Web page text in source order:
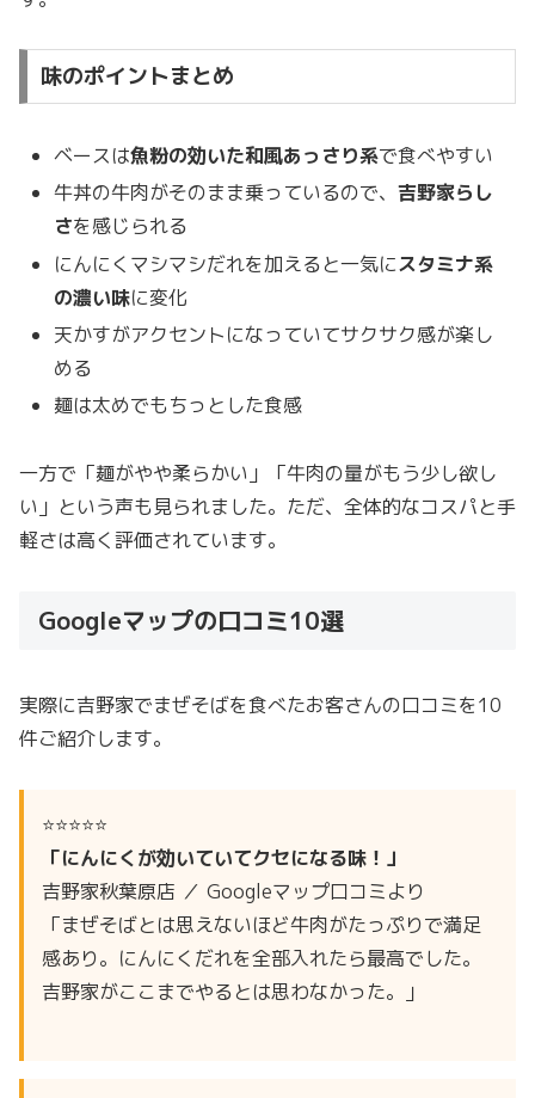
味のポイントまとめ
ベースは魚粉の効いた和風あっさり系で食べやすい
牛丼の牛肉がそのまま乗っているので、吉野家らし
さを感じられる
にんにくマシマシだれを加えると一気にスタミナ系
の濃い味に変化
天かすがアクセントになっていてサクサク感が楽し
める
麺は太めでもちっとした食感
一方で「麺がやや柔らかい」「牛肉の量がもう少し欲し
い」という声も見られました。ただ、全体的なコスパと手
軽さは高く評価されています。
Googleマップの口コミ10選
実際に吉野家でまぜそばを食べたお客さんの口コミを10
件ご紹介します。
⭐⭐⭐⭐⭐
「にんにくが効いていてクセになる味！」
吉野家秋葉原店 ／ Googleマップ口コミより
「まぜそばとは思えないほど牛肉がたっぷりで満足
感あり。にんにくだれを全部入れたら最高でした。
吉野家がここまでやるとは思わなかった。」